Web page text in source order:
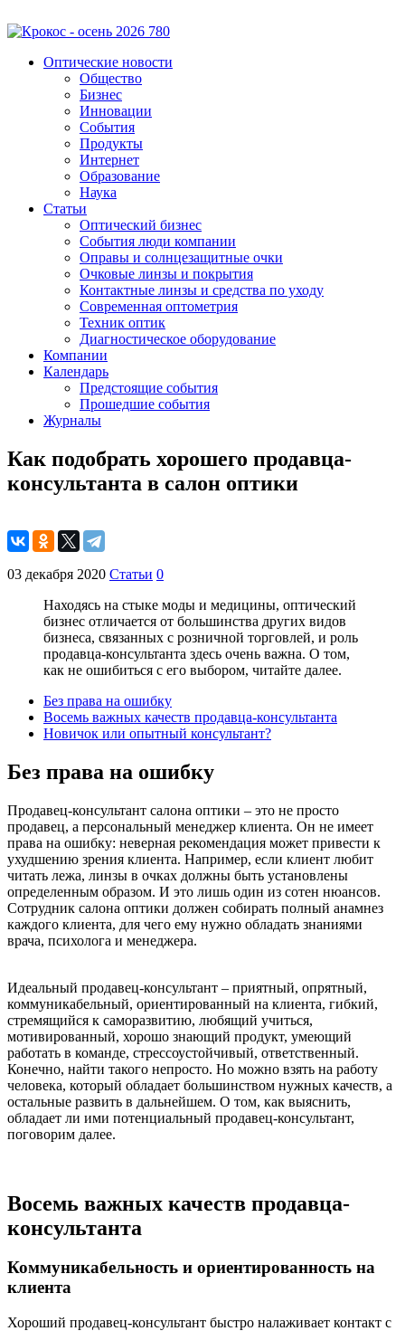
Оптические новости
Общество
Бизнес
Инновации
События
Продукты
Интернет
Образование
Наука
Статьи
Оптический бизнес
События люди компании
Оправы и солнцезащитные очки
Очковые линзы и покрытия
Контактные линзы и средства по уходу
Современная оптометрия
Техник оптик
Диагностическое оборудование
Компании
Календарь
Предстоящие события
Прошедшие события
Журналы
Как подобрать хорошего продавца-
консультанта в салон оптики
03 декабря 2020 Статьи 0
Находясь на стыке моды и медицины, оптический
бизнес отличается от большинства других видов
бизнеса, связанных с розничной торговлей, и роль
продавца-консультанта здесь очень важна. О том,
как не ошибиться с его выбором, читайте далее.
Без права на ошибку
Восемь важных качеств продавца-консультанта
Новичок или опытный консультант?
Без права на ошибку
Продавец-консультант салона оптики – это не просто
продавец, а персональный менеджер клиента. Он не имеет
права на ошибку: неверная рекомендация может привести к
ухудшению зрения клиента. Например, если клиент любит
читать лежа, линзы в очках должны быть установлены
определенным образом. И это лишь один из сотен нюансов.
Сотрудник салона оптики должен собирать полный анамнез
каждого клиента, для чего ему нужно обладать знаниями
врача, психолога и менеджера.
Идеальный продавец-консультант – приятный, опрятный,
коммуникабельный, ориентированный на клиента, гибкий,
стремящийся к саморазвитию, любящий учиться,
мотивированный, хорошо знающий продукт, умеющий
работать в команде, стрессоустойчивый, ответственный.
Конечно, найти такого непросто. Но можно взять на работу
человека, который обладает большинством нужных качеств, а
остальные развить в дальнейшем. О том, как выяснить,
обладает ли ими потенциальный продавец-консультант,
поговорим далее.
Восемь важных качеств продавца-
консультанта
Коммуникабельность и ориентированность на
клиента
Хороший продавец-консультант быстро налаживает контакт с